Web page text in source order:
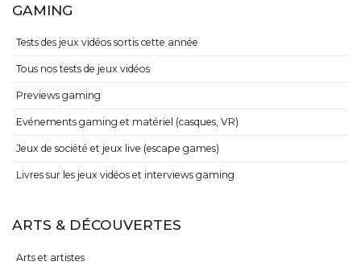
GAMING
Tests des jeux vidéos sortis cette année
Tous nos tests de jeux vidéos
Previews gaming
Evénements gaming et matériel (casques, VR)
Jeux de société et jeux live (escape games)
Livres sur les jeux vidéos et interviews gaming
ARTS & DÉCOUVERTES
Arts et artistes